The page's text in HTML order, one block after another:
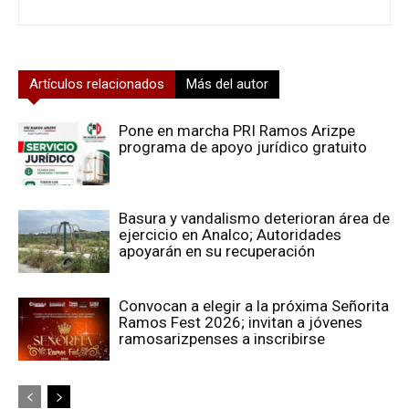
Artículos relacionados Más del autor
Pone en marcha PRI Ramos Arizpe
programa de apoyo jurídico gratuito
Basura y vandalismo deterioran área de
ejercicio en Analco; Autoridades
apoyarán en su recuperación
Convocan a elegir a la próxima Señorita
Ramos Fest 2026; invitan a jóvenes
ramosarizpenses a inscribirse